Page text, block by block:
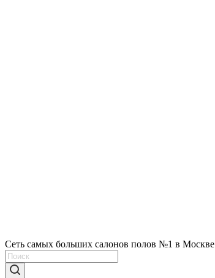
Сеть самых больших салонов полов №1 в Москве